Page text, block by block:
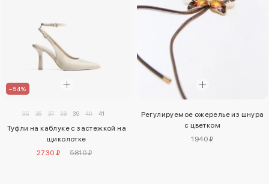
–54%
35 36 37 38 39 40 41
Туфли на каблуке с застежкой на
щиколотке
2730 ₽
5810 ₽
Регулируемое ожерелье из шнура
с цветком
1940 ₽